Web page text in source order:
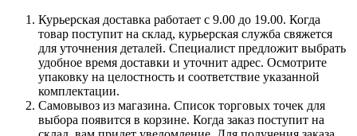
Курьерская доставка работает с 9.00 до 19.00. Когда
товар поступит на склад, курьерская служба свяжется
для уточнения деталей. Специалист предложит выбрать
удобное время доставки и уточнит адрес. Осмотрите
упаковку на целостность и соответствие указанной
комплектации.
Самовывоз из магазина. Список торговых точек для
выбора появится в корзине. Когда заказ поступит на